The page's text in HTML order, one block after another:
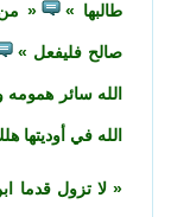
طالبها
صالح فليفعل
الله سائر
الله في أوديتها
لا تزول قدما